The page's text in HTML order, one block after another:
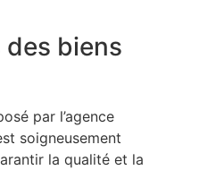
biens
par l’agence
soigneusement
la qualité et la